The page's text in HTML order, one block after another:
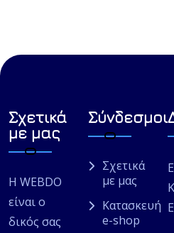
Σχετικά
με μας
Η WEBDO
είναι ο
δικός σας
Σύνδεσμοι
Σχετικά
με μας
Κατασκευή
e-shop